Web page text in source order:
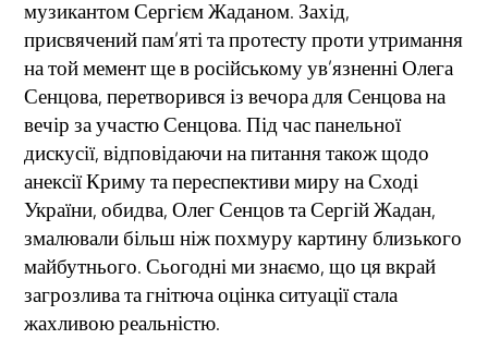
музикантом Сергієм Жаданом. Захід,
присвячений пам’яті та протесту проти утримання
на той мемент ще в російському ув’язненні Олега
Сенцова, перетворився із вечора для Сенцова на
вечір за участю Сенцова. Під час панельної
дискусії, відповідаючи на питання також щодо
анексії Криму та переспективи миру на Сході
України, обидва, Олег Сенцов та Сергій Жадан,
змалювали більш ніж похмуру картину близького
майбутнього. Сьогодні ми знаємо, що ця вкрай
загрозлива та гнітюча оцінка ситуації стала
жахливою реальністю.